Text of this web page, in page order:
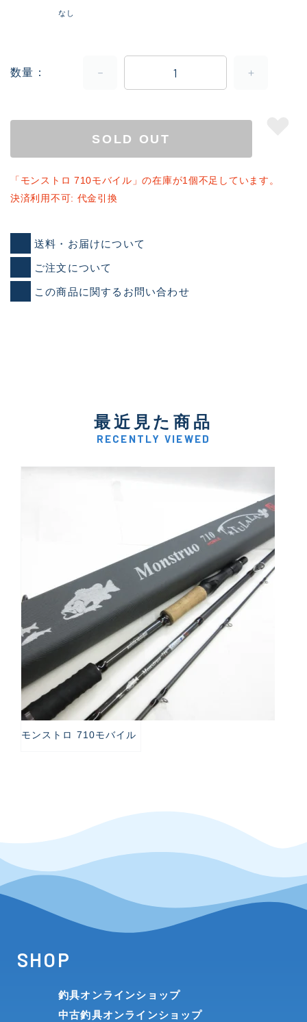
なし
数量
SOLD OUT
「モンストロ 710モバイル」の在庫が1個不足しています。
決済利用不可: 代金引換
送料・お届けについて
ご注文について
この商品に関するお問い合わせ
最近見た商品
RECENTLY VIEWED
モンストロ 710モバイル
SHOP
釣具オンラインショップ
中古釣具オンラインショップ